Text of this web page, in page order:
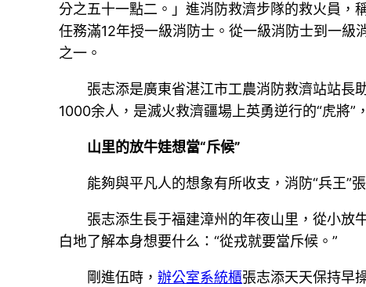
分之五十一點二。」進消防救濟步隊的救火員，
任務滿12年授一級消防士。從一級消防士到一
之一。
張志添是廣東省湛江市工農消防救濟站站
1000余人，是滅火救濟疆場上英勇逆行的“虎將”
山里的放牛娃想當“斥候”
能夠與平凡人的想象有所收支，消防“兵王”
張志添生長于福建漳州的年夜山里，從小放
白地了解本身想要什么：“從戎就要當斥候。”
剛進伍時，辦公室系統櫃張志添天天保持早